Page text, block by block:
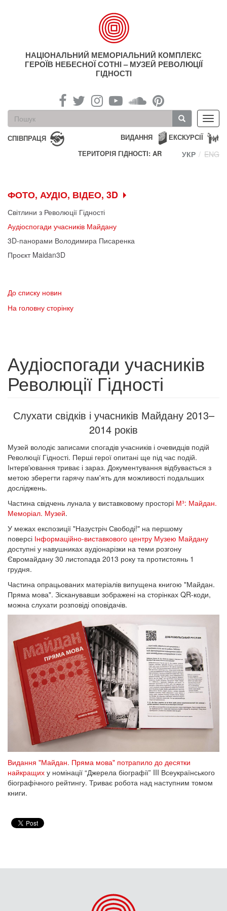
НАЦІОНАЛЬНИЙ МЕМОРІАЛЬНИЙ КОМПЛЕКС
ГЕРОЇВ НЕБЕСНОЇ СОТНІ – МУЗЕЙ РЕВОЛЮЦІЇ
ГІДНОСТІ
Пошукова
форма
Пошук
СПІВПРАЦЯ ЕКСКУРСІЇ
ВИДАННЯ
ТЕРИТОРІЯ ГІДНОСТІ: AR
УКР ENG
ФОТО, АУДІО, ВІДЕО, 3D
Світлини з Революції Гідності
Аудіоспогади учасників Майдану
3D-панорами Володимира Писаренка
Проєкт Maidan3D
До списку новин
На головну сторінку
Аудіоспогади учасників
Революції Гідності
Слухати свідків і учасників Майдану 2013–
2014 років
Музей володіє записами спогадів учасників і очевидців подій
Революції Гідності. Перші герої опитані ще під час подій.
Інтерв'ювання триває і зараз. Документування відбувається з
метою зберегти гарячу пам'ять для можливості подальших
досліджень.
Частина свідчень лунала у виставковому просторі М³: Майдан.
Меморіал. Музей.
У межах експозиції "Назустріч Свободі!" на першому
поверсі Інформаційно-виставкового центру Музею Майдану
доступні у навушниках аудіонарізки на теми розгону
Євромайдану 30 листопада 2013 року та протистоянь 1
грудня.
Частина опрацьованих матеріалів випущена книгою "Майдан.
Пряма мова". Зісканувавши зображені на сторінках QR-коди,
можна слухати розповіді оповідачів.
Видання "Майдан. Пряма мова" потрапило до десятки
найкращих у номінації “Джерела біографії” III Всеукраїнського
біографічного рейтингу. Триває робота над наступним томом
книги.